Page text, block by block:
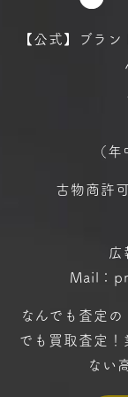
【公式】ブラ
（
古物商許
広
Mail：
なんでも査定
でも買取査定！
ない